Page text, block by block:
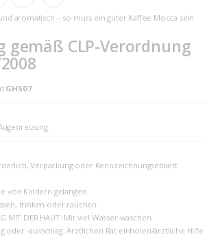
aromatisch – so muss ein guter Kaffee Mocca sein
gemäß CLP-Verordnung
GHS07
Verpackung oder Kennzeichnungsetikett
von Kindern gelangen.
trinken oder rauchen.
MIT DER HAUT: Mit viel Wasser waschen.
oder -ausschlag: Ärztlichen Rat einholen/ärztliche Hilfe